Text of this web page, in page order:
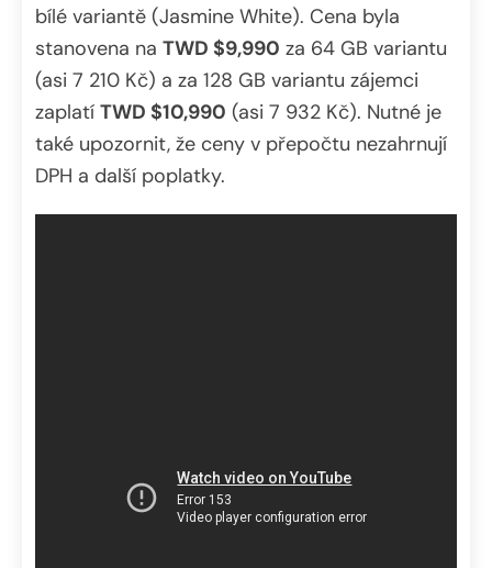
bílé variantě (Jasmine White). Cena byla
stanovena na TWD $9,990 za 64 GB variantu
(asi 7 210 Kč) a za 128 GB variantu zájemci
zaplatí TWD $10,990 (asi 7 932 Kč). Nutné je
také upozornit, že ceny v přepočtu nezahrnují
DPH a další poplatky.